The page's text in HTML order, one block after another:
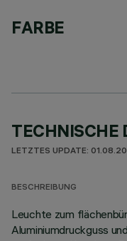
FARBE
TECHNISCHE
LETZTES UPDATE:
BESCHREIBUNG
Leuchte zum
Aluminiumdruckguss